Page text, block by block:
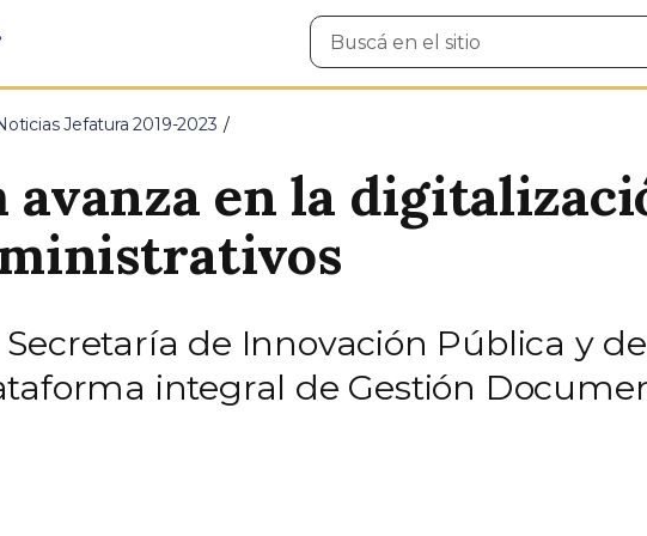
Buscar
en
Jefatura 2019-2023
en la
de Innovación Pública y
integral de Gestión